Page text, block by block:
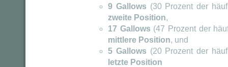
9 Gallows (30 Prozent der
zweite Position,
17 Gallows (47 Prozent der
mittlere Position, und
5 Gallows (20 Prozent der
letzte Position